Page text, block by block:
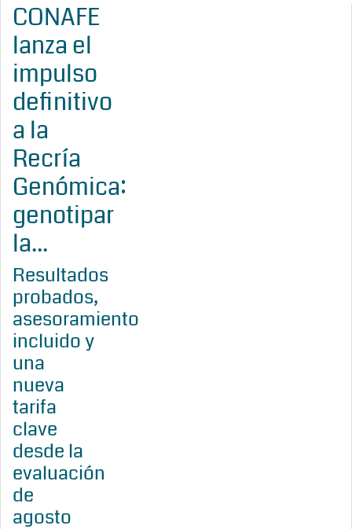
CONAFE
lanza el
impulso
definitivo
a la
Recría
Genómica:
genotipar
la...
Resultados
probados,
asesoramiento
incluido y
una
nueva
tarifa
clave
desde la
evaluación
de
agosto